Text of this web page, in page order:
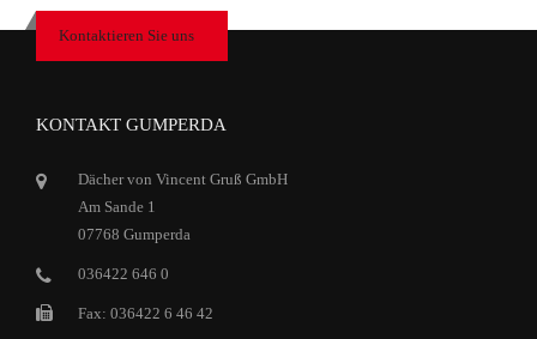
Kontaktieren Sie uns
KONTAKT GUMPERDA
Dächer von Vincent Gruß GmbH
Am Sande 1
07768 Gumperda
036422 646 0
Fax: 036422 6 46 42